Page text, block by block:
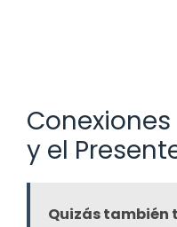
y el
Quizás también